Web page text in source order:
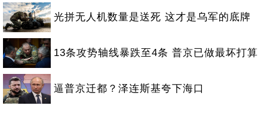
光拼无人机数量是送死 这才是乌军的底牌
13条攻势轴线暴跌至4条 普京已做最坏打算
逼普京迁都？泽连斯基夸下海口